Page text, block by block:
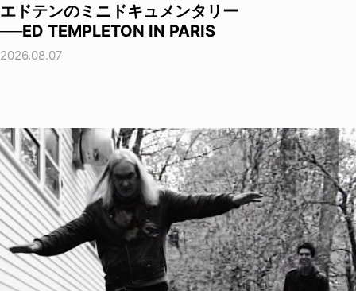
エドテンのミニドキュメンタリー
──ED TEMPLETON IN PARIS
2026.08.07